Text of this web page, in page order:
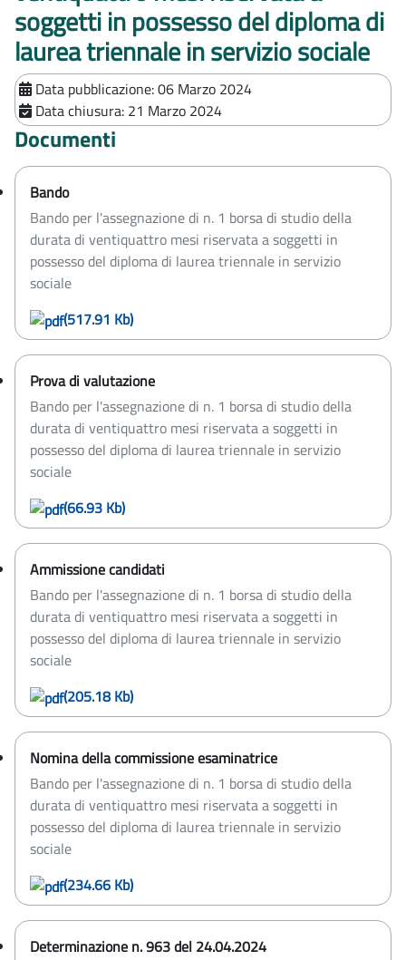
soggetti in possesso del diploma di
laurea triennale in servizio sociale
Data pubblicazione:06 Marzo 2024
Data chiusura: 21 Marzo 2024
Documenti
Bando
Bando per l'assegnazione di n. 1 borsa di studio della
durata di ventiquattro mesi riservata a soggetti in
possesso del diploma di laurea triennale in servizio
sociale
(517.91 Kb)
Prova di valutazione
Bando per l'assegnazione di n. 1 borsa di studio della
durata di ventiquattro mesi riservata a soggetti in
possesso del diploma di laurea triennale in servizio
sociale
(66.93 Kb)
Ammissione candidati
Bando per l'assegnazione di n. 1 borsa di studio della
durata di ventiquattro mesi riservata a soggetti in
possesso del diploma di laurea triennale in servizio
sociale
(205.18 Kb)
Nomina della commissione esaminatrice
Bando per l'assegnazione di n. 1 borsa di studio della
durata di ventiquattro mesi riservata a soggetti in
possesso del diploma di laurea triennale in servizio
sociale
(234.66 Kb)
Determinazione n. 963 del 24.04.2024